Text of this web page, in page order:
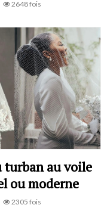
2648 fois
turban au voile
ou moderne
2305 fois